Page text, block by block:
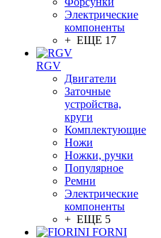
Электрические
компоненты
+ ЕЩЕ 17
RGV
Двигатели
Заточные
устройства,
круги
Комплектующие
Ножи
Ножки, ручки
Популярное
Ремни
Электрические
компоненты
+ ЕЩЕ 5